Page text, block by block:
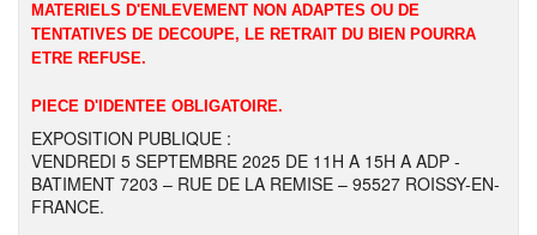
MATERIELS D'ENLEVEMENT NON ADAPTES OU DE
TENTATIVES DE DECOUPE, LE RETRAIT DU BIEN POURRA
ETRE REFUSE.
PIECE D'IDENTEE OBLIGATOIRE.
EXPOSITION PUBLIQUE :
VENDREDI 5 SEPTEMBRE 2025 DE 11H A 15H A ADP -
BATIMENT 7203 – RUE DE LA REMISE – 95527 ROISSY-EN-
FRANCE.